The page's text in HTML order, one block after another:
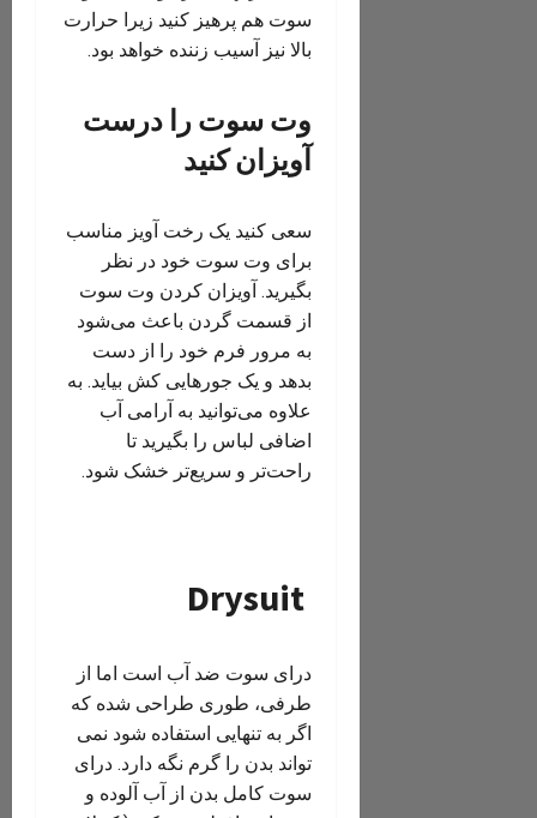
سوت هم پرهیز کنید زیرا حرارت
بالا نیز آسیب زننده خواهد بود.
وت سوت را درست
آویزان کنید
سعی کنید یک رخت آویز مناسب
برای وت سوت خود در نظر
بگیرید. آویزان کردن وت سوت
از قسمت گردن باعث می‌شود
به مرور فرم خود را از دست
بدهد و یک جورهایی کش بیاید. به
علاوه می‌توانید به آرامی آب
اضافی لباس را بگیرید تا
راحت‌تر و سریع‌تر خشک شود.
‏ Drysuit
درای سوت ضد آب است اما از
طرفی، طوری طراحی شده که
اگر به تنهایی استفاده شود نمی
تواند بدن را گرم نگه دارد. درای
سوت کامل بدن از آب آلوده و